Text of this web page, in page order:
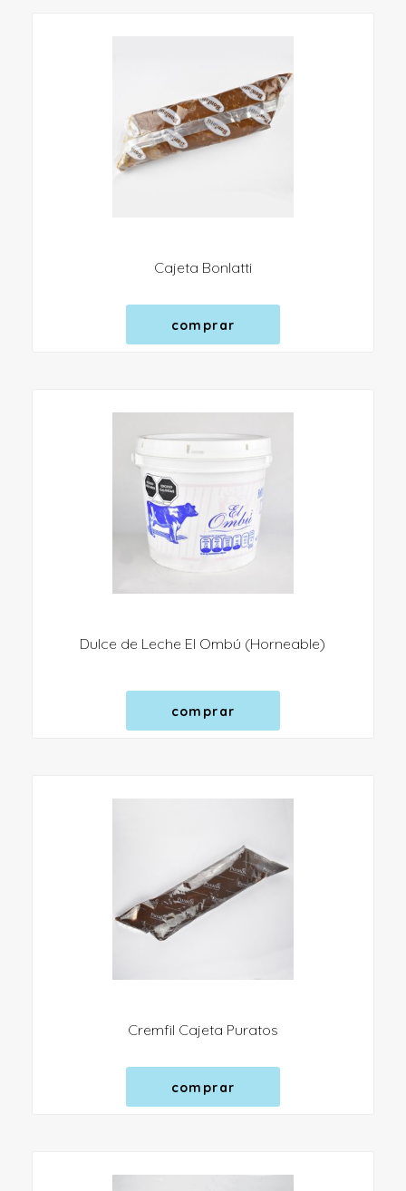
Cajeta Bonlatti
comprar
Dulce de Leche El Ombú (Horneable)
comprar
Cremfil Cajeta Puratos
comprar